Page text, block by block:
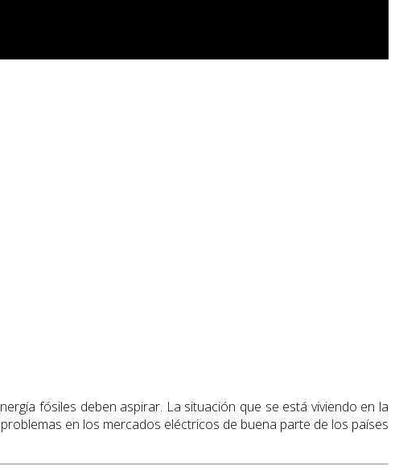
fósiles deben aspirar. La situación que se está viviendo en la
en los mercados eléctricos de buena parte de los países